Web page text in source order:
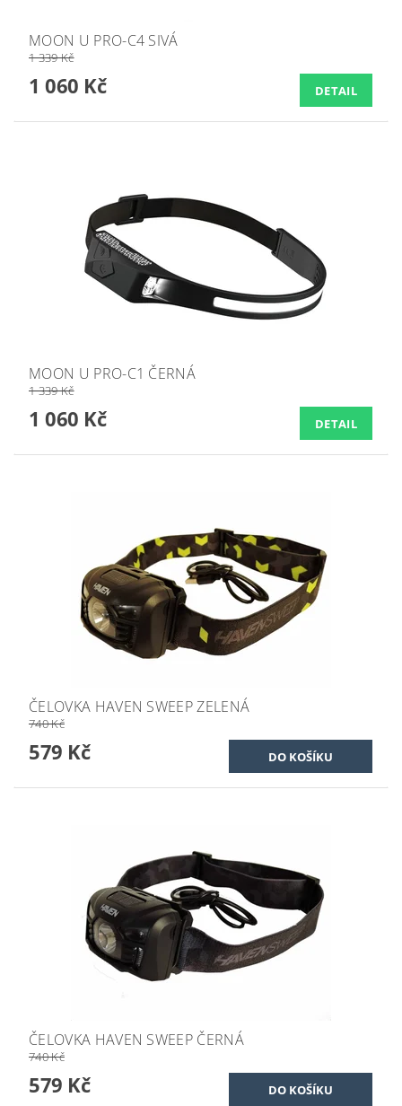
MOON U PRO-C4 SIVÁ
1 339 Kč
1 060 Kč DETAIL
MOON U PRO-C1 ČERNÁ
1 339 Kč
1 060 Kč DETAIL
ČELOVKA HAVEN SWEEP ZELENÁ
740 Kč
579 Kč
ČELOVKA HAVEN SWEEP ČERNÁ
740 Kč
579 Kč